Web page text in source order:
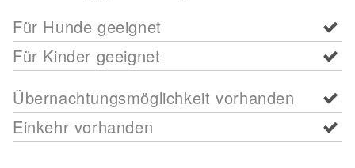
Für Hunde geeignet
Für Kinder geeignet
Übernachtungsmöglichkeit vorhanden
Einkehr vorhanden